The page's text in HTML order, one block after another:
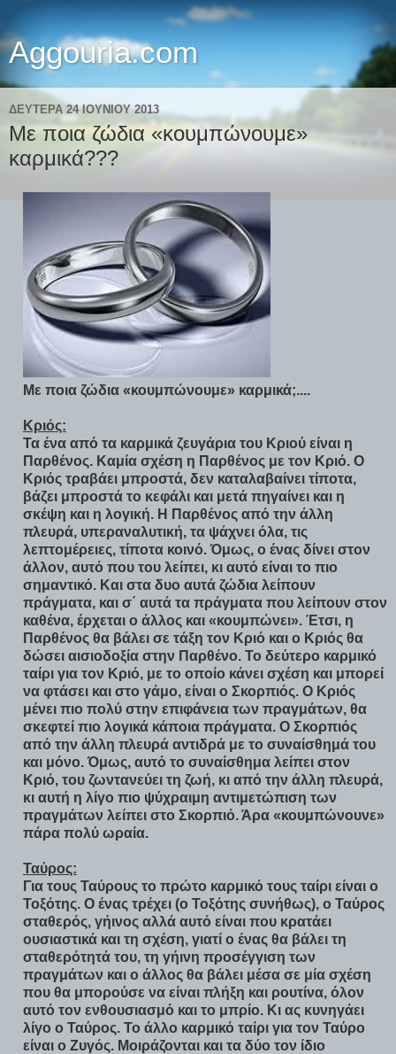
Aggouria.com
ΔΕΥΤΈΡΑ 24 ΙΟΥΝΊΟΥ 2013
Με ποια ζώδια «κουμπώνουμε»
καρμικά???
Με ποια ζώδια «κουμπώνουμε» καρμικά;....
Κριός:
Τα ένα από τα καρμικά ζευγάρια του Κριού είναι η
Παρθένος. Καμία σχέση η Παρθένος με τον Κριό. Ο
Κριός τραβάει μπροστά, δεν καταλαβαίνει τίποτα,
βάζει μπροστά το κεφάλι και μετά πηγαίνει και η
σκέψη και η λογική. Η Παρθένος από την άλλη
πλευρά, υπεραναλυτική, τα ψάχνει όλα, τις
λεπτομέρειες, τίποτα κοινό. Όμως, ο ένας δίνει στον
άλλον, αυτό που του λείπει, κι αυτό είναι το πιο
σημαντικό. Και στα δυο αυτά ζώδια λείπουν
πράγματα, και σ΄ αυτά τα πράγματα που λείπουν στον
καθένα, έρχεται ο άλλος και «κουμπώνει». Έτσι, η
Παρθένος θα βάλει σε τάξη τον Κριό και ο Κριός θα
δώσει αισιοδοξία στην Παρθένο. Το δεύτερο καρμικό
ταίρι για τον Κριό, με το οποίο κάνει σχέση και μπορεί
να φτάσει και στο γάμο, είναι ο Σκορπιός. Ο Κριός
μένει πιο πολύ στην επιφάνεια των πραγμάτων, θα
σκεφτεί πιο λογικά κάποια πράγματα. Ο Σκορπιός
από την άλλη πλευρά αντιδρά με το συναίσθημά του
και μόνο. Όμως, αυτό το συναίσθημα λείπει στον
Κριό, του ζωντανεύει τη ζωή, κι από την άλλη πλευρά,
κι αυτή η λίγο πιο ψύχραιμη αντιμετώπιση των
πραγμάτων λείπει στο Σκορπιό. Άρα «κουμπώνουνε»
πάρα πολύ ωραία.
Ταύρος:
Για τους Ταύρους το πρώτο καρμικό τους ταίρι είναι ο
Τοξότης. Ο ένας τρέχει (ο Τοξότης συνήθως), ο Ταύρος
σταθερός, γήινος αλλά αυτό είναι που κρατάει
ουσιαστικά και τη σχέση, γιατί ο ένας θα βάλει τη
σταθερότητά του, τη γήινη προσέγγιση των
πραγμάτων και ο άλλος θα βάλει μέσα σε μία σχέση
που θα μπορούσε να είναι πλήξη και ρουτίνα, όλον
αυτό τον ενθουσιασμό και το μπρίο. Κι ας κυνηγάει
λίγο ο Ταύρος. Το άλλο καρμικό ταίρι για τον Ταύρο
είναι ο Ζυγός. Μοιράζονται και τα δύο τον ίδιο